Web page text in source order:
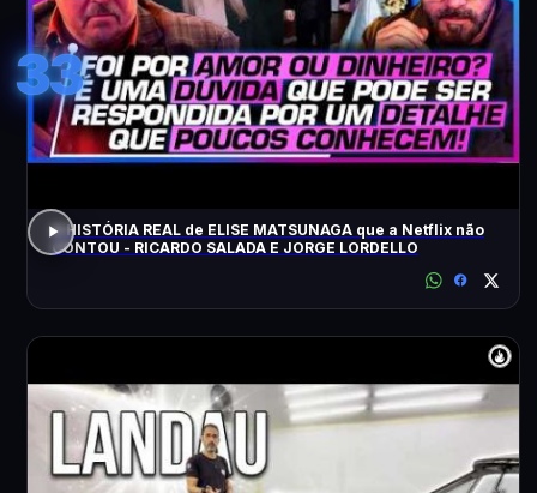
33
A HISTÓRIA REAL de ELISE MATSUNAGA que a Netflix não
CONTOU - RICARDO SALADA E JORGE LORDELLO